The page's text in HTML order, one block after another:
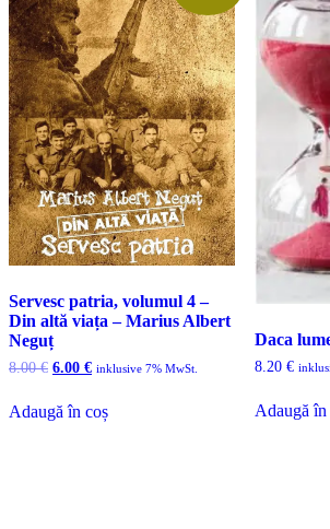
Servesc patria, volumul 4 –
Din altă viața – Marius Albert
Neguț
8.00€ Prețul
fost:
6.00 €Prețul
6.00 €.
inklusive 7% MwSt.
Adaugă în coș
Daca
8.20 €
Adaugă în